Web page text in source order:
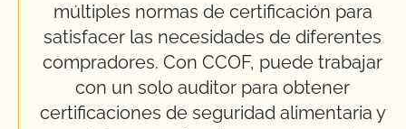
múltiples normas de certificación para
satisfacer las necesidades de diferentes
compradores. Con CCOF, puede trabajar
con un solo auditor para obtener
certificaciones de seguridad alimentaria y